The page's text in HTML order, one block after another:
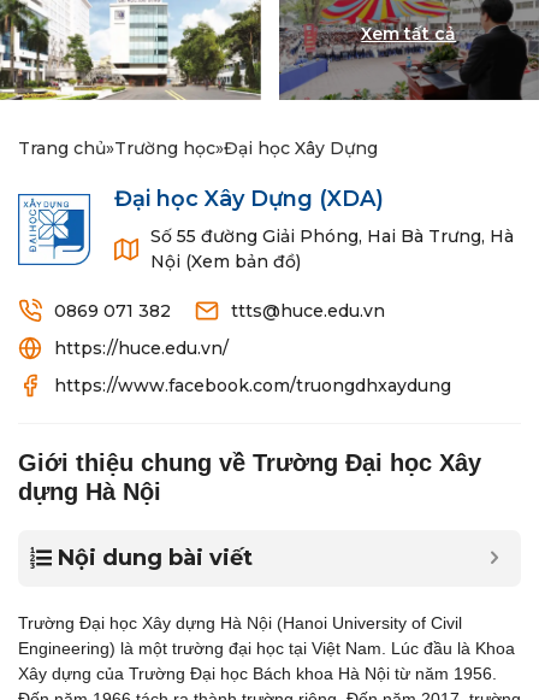
Trang chủ»Trường học»Đại học Xây Dựng
Đại học Xây Dựng (XDA)
Số 55 đường Giải Phóng, Hai Bà Trưng, Hà
Nội (Xem bản đồ)
0869 071 382
ttts@huce.edu.vn
https://huce.edu.vn/
https://www.facebook.com/truongdhxaydung
Giới thiệu chung về Trường Đại học Xây
dựng Hà Nội
Nội dung bài viết
Trường Đại học Xây dựng Hà Nội (Hanoi University of Civil
Engineering) là một trường đại học tại Việt Nam. Lúc đầu là Khoa
Xây dựng của Trường Đại học Bách khoa Hà Nội từ năm 1956.